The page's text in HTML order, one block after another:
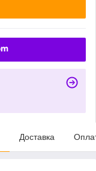
Доставка